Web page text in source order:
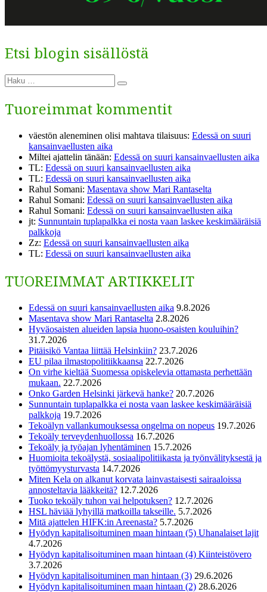
Etsi blogin sisällöstä
Etsi:
Haku
Tuoreimmat kommentit
väestön aleneminen olisi mahtava tilaisuus: Edessä on suuri
kansainvaellusten aika
Miltei ajattelin tänään: Edessä on suuri kansainvaellusten aika
TL: Edessä on suuri kansainvaellusten aika
TL: Edessä on suuri kansainvaellusten aika
Rahul Somani: Masentava show Mari Rantaselta
Rahul Somani: Edessä on suuri kansainvaellusten aika
Rahul Somani: Edessä on suuri kansainvaellusten aika
jt: Sunnuntain tuplapalkka ei nosta vaan laskee keskimääräisiä
palkkoja
Zz: Edessä on suuri kansainvaellusten aika
TL: Edessä on suuri kansainvaellusten aika
TUOREIMMAT ARTIKKELIT
Edessä on suuri kansainvaellusten aika 9.8.2026
Masentava show Mari Rantaselta 2.8.2026
Hyväosaisten alueiden lapsia huono-osaisten kouluihin?
31.7.2026
Pitäisikö Vantaa liittää Helsinkiin? 23.7.2026
EU pilaa ilmastopolitiikkaansa 22.7.2026
On virhe kieltää Suomessa opiskelevia ottamasta perhettään
mukaan. 22.7.2026
Onko Garden Helsinki järkevä hanke? 20.7.2026
Sunnuntain tuplapalkka ei nosta vaan laskee keskimääräisiä
palkkoja 19.7.2026
Tekoälyn vallankumouksessa ongelma on nopeus 19.7.2026
Tekoäly terveydenhuollossa 16.7.2026
Tekoäly ja työajan lyhentäminen 15.7.2026
Huomioita tekoälystä, sosiaalipolitiikasta ja työnvälityksestä ja
työttömyysturvasta 14.7.2026
Miten Kela on alkanut korvata lainvastaisesti sairaaloissa
annosteltavia lääkkeitä? 12.7.2026
Tuoko tekoäly tuhon vai helpotuksen? 12.7.2026
HSL häviää lyhyillä matkoilla takseille. 5.7.2026
Mitä ajattelen HIFK:in Areenasta? 5.7.2026
Hyödyn kapitalisoituminen maan hintaan (5) Uhanalaiset lajit
4.7.2026
Hyödyn kapitalisoituminen maan hintaan (4) Kiinteistövero
3.7.2026
Hyödyn kapitalisoituminen man hintaan (3) 29.6.2026
Hyödyn kapitalisoituminen maan hintaan (2) 28.6.2026